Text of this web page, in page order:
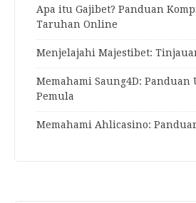
Apa itu Gajibet? Panduan
Taruhan Online
Menjelajahi Majestibet:
Memahami Saung4D: Panduan
Pemula
Memahami Ahlicasino: